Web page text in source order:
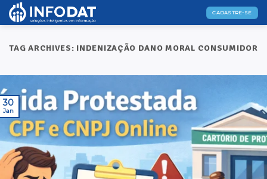
Skip
CADASTRE-SE
TAG ARCHIVES: INDENIZAÇÃO DANO MORAL CONSUMIDOR
30
Jan